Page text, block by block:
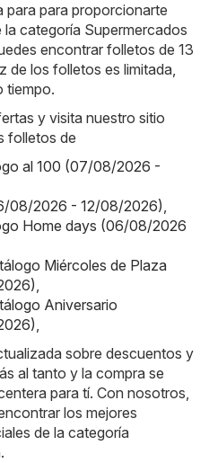
para para proporcionarte
categoría Supermercados
encontrar folletos de 13
de los folletos es limitada,
tiempo.
y visita nuestro sitio
folletos de
al 100 (07/08/2026 -
08/2026 - 12/08/2026),
Home days (06/08/2026
Miércoles de Plaza
,
Aniversario
,
sobre descuentos y
al tanto y la compra se
para tí. Con nosotros,
los mejores
de la categoría